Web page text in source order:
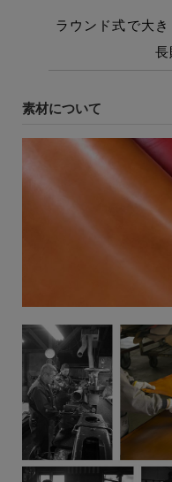
素材について